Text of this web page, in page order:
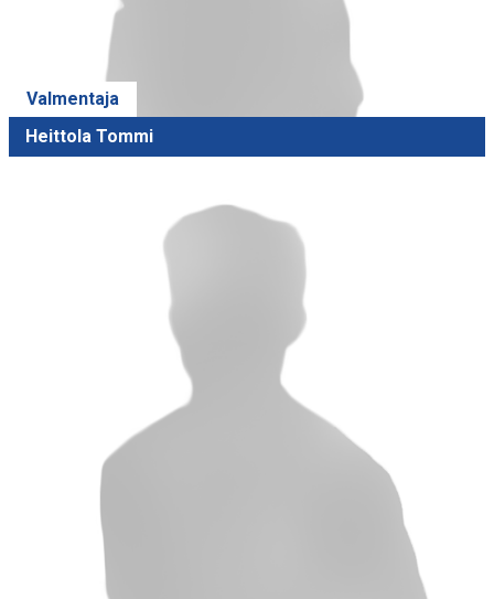
Valmentaja
Heittola Tommi